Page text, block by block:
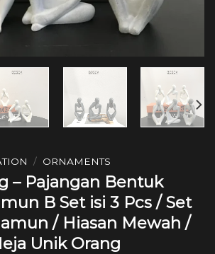
/ ORNAMENTS
– Pajangan Bentuk
B Set isi 3 Pcs / Set
/ Hiasan Mewah /
Unik Orang